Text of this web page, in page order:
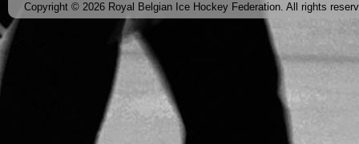
Copyright © 2026 Royal Belgian Ice Hockey Federation. All rights